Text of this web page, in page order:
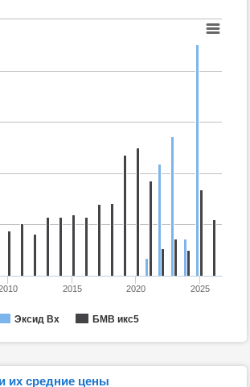
Эксид Вх БМВ икс5
2015 2020 2025
их средние цены